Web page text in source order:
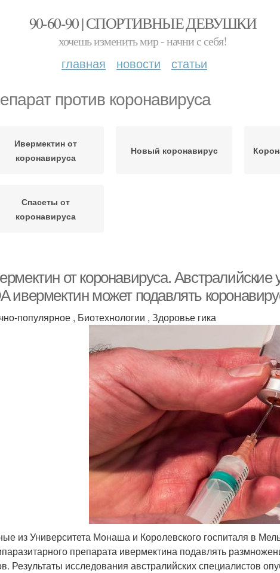
90-60-90 | СПОРТИВНЫЕ ДЕВУШКИ
хочешь изменить мир - начни с себя!
главная новости статьи
против коронавируса
Ивермектин от
коронавируса
Новый коронавирус
Спасеты от
коронавируса
от коронавируса.
ивермектин может подавлять
популярное , Биотехнологии , Здоровье гика
из Университета Монаша и Королевского госпиталя в
препарата ивермектина подавлять
Результаты исследования австралийских специалистов